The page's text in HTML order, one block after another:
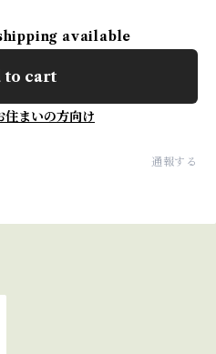
available
to cart
住まいの方向け
通報する